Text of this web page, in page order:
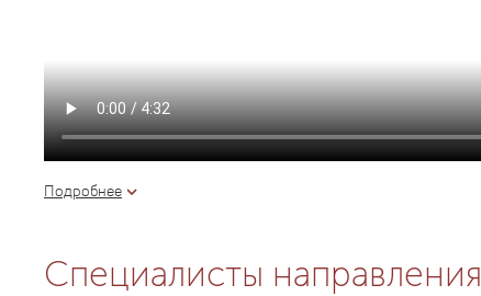
Подробнее
Специалисты направления